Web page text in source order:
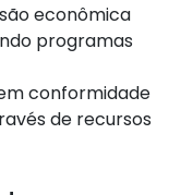
econômica
programas
conformidade
de recursos